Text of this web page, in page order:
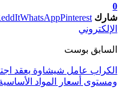
0
شارك
WhatsAppPinterest
الإلكتروني
السابق بوست
الكراب عامل شيشاوة يعقد
ومستوى أسعار المواد